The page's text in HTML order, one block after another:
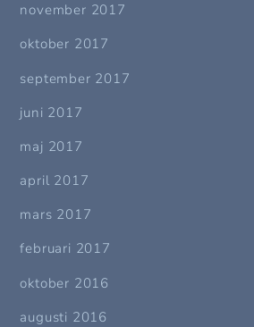
november 2017
oktober 2017
september 2017
juni 2017
maj 2017
april 2017
mars 2017
februari 2017
oktober 2016
augusti 2016